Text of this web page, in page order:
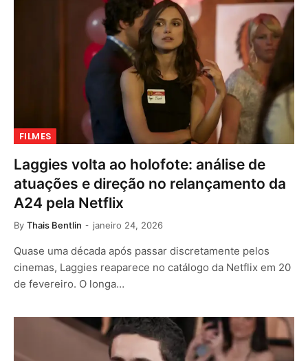
FILMES
Laggies volta ao holofote: análise de
atuações e direção no relançamento da
A24 pela Netflix
By Thais Bentlin janeiro 24, 2026
Quase uma década após passar discretamente pelos
cinemas, Laggies reaparece no catálogo da Netflix em 20
de fevereiro. O longa…